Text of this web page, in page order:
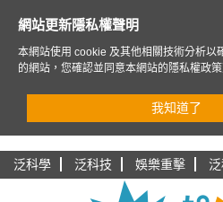
泛科學 泛科技 娛樂重擊
網站更新隱私權聲明
本網站使用 cookie 及其他相關技術分析以
的網站，您確認並同意本網站的隱私權政策
我知道了